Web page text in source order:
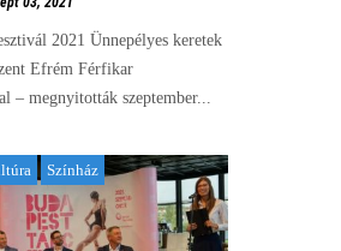
2021 Ünnepélyes keretek
Efrém Férfikar
– megnyitották szeptember...
Színház